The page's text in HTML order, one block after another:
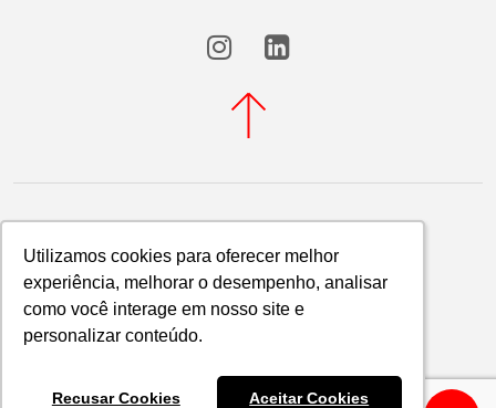
Utilizamos cookies para oferecer melhor
experiência, melhorar o desempenho, analisar
como você interage em nosso site e
personalizar conteúdo.
Recusar Cookies Aceitar Cookies
Utilizamos cookies para oferecer melhor
experiência, melhorar o desempenho, analisar
como você interage em nosso site e
personalizar conteúdo.
Recusar Cookies Aceitar Cookies
Política de Privacidade
WETZEL S/A © 2026